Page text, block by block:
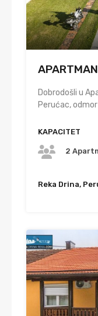
Dobrodošli u
Perućac,
KAPACITET
2
Reka Drina,